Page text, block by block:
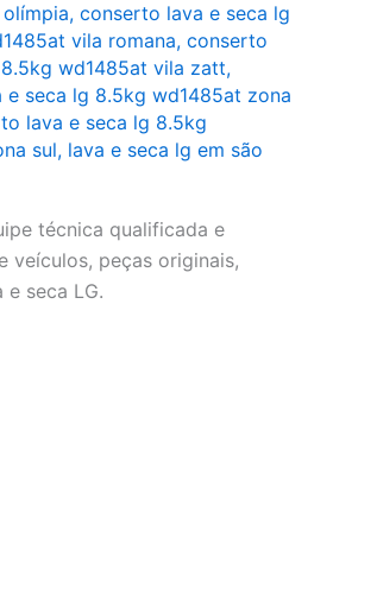
, conserto lava e seca lg
vila romana, conserto
wd1485at vila zatt,
seca lg 8.5kg wd1485at zona
lava e seca lg 8.5kg
sul, lava e seca lg em são
técnica qualificada e
veículos, peças originais,
seca LG.